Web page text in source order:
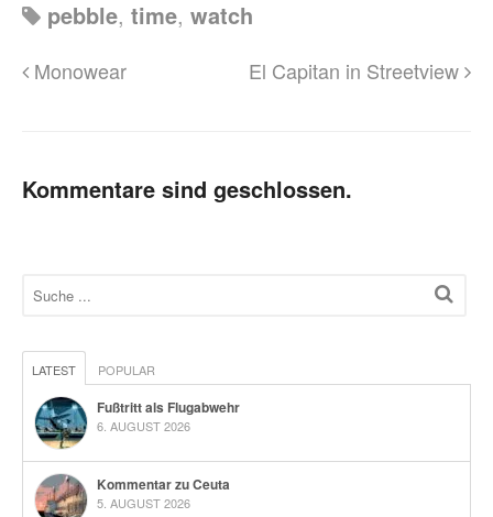
pebble, time, watch
Monowear El Capitan in Streetview
Kommentare sind geschlossen.
LATEST POPULAR
Fußtritt als Flugabwehr
6. AUGUST 2026
Kommentar zu Ceuta
5. AUGUST 2026